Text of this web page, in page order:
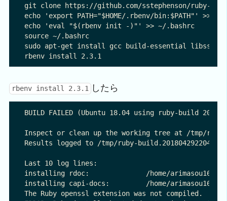
git clone https://github.com/sstephenson/ruby-
echo 'export PATH="$HOME/.rbenv/bin:$PATH"' >> ~/
echo 'eval "$(rbenv init -)"' >> ~/.bashrc
source ~/.bashrc
sudo apt-get install gcc build-essential libssl-
rbenv install 2.3.1 したら
BUILD FAILED (Ubuntu 18.04 using ruby-build
Inspect or clean up the working tree at /tmp/ruby-
Results logged to /tmp/ruby-
Last 10 log lines:
installing rdoc:              /home/arimasou16/
installing capi-docs:         /home/arimasou16/
The Ruby openssl extension was not compiled.